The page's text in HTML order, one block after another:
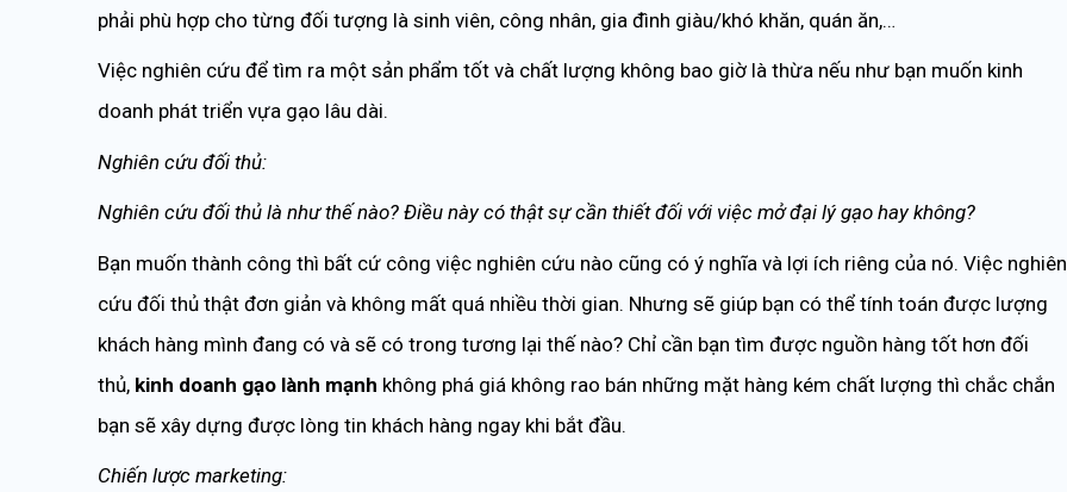
phải phù hợp cho từng đối tượng là sinh viên, công nhân, gia đình giàu/khó khăn, quán ăn,…
Việc nghiên cứu để tìm ra một sản phẩm tốt và chất lượng không bao giờ là thừa nếu như bạn muốn kinh
doanh phát triển vựa gạo lâu dài.
Nghiên cứu đối thủ:
Nghiên cứu đối thủ là như thế nào? Điều này có thật sự cần thiết đối với việc mở đại lý gạo hay không?
Bạn muốn thành công thì bất cứ công việc nghiên cứu nào cũng có ý nghĩa và lợi ích riêng của nó. Việc nghiên
cứu đối thủ thật đơn giản và không mất quá nhiều thời gian. Nhưng sẽ giúp bạn có thể tính toán được lượng
khách hàng mình đang có và sẽ có trong tương lại thế nào? Chỉ cần bạn tìm được nguồn hàng tốt hơn đối
thủ, kinh doanh gạo lành mạnh không phá giá không rao bán những mặt hàng kém chất lượng thì chắc chắn
bạn sẽ xây dựng được lòng tin khách hàng ngay khi bắt đầu.
Chiến lược marketing: